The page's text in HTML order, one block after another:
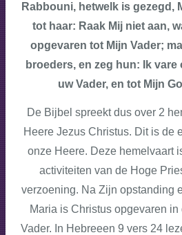
Rabbouni, hetwelk is gezegd,
tot haar: Raak Mij niet aan,
opgevaren tot Mijn Vader;
broeders, en zeg hun: Ik vare
uw Vader, en tot Mijn
De Bijbel spreekt dus over 2
Heere Jezus Christus. Dit is de
onze Heere. Deze hemelvaart
activiteiten van de Hoge
verzoening. Na Zijn opstanding
Maria is Christus opgevaren
Vader. In Hebreeen 9 vers 24